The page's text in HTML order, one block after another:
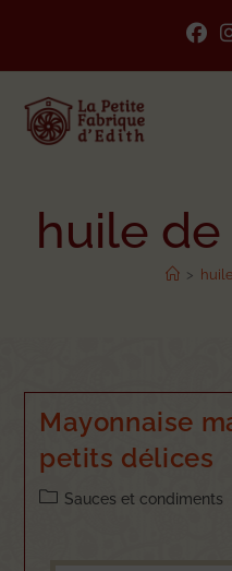
huile
>
Mayonnaise
petits délices
Sauces et condiments